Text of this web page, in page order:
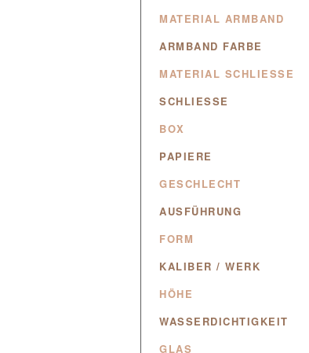
MATERIAL ARMBAND
ARMBAND FARBE
MATERIAL SCHLIESSE
SCHLIESSE
BOX
PAPIERE
GESCHLECHT
AUSFÜHRUNG
FORM
KALIBER / WERK
HÖHE
WASSERDICHTIGKEIT
GLAS